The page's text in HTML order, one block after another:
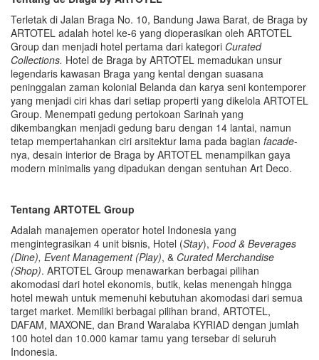
Terletak di Jalan Braga No. 10, Bandung Jawa Barat, de Braga by
ARTOTEL adalah hotel ke-6 yang dioperasikan oleh ARTOTEL
Group dan menjadi hotel pertama dari kategori Curated
Collections. Hotel de Braga by ARTOTEL memadukan unsur
legendaris kawasan Braga yang kental dengan suasana
peninggalan zaman kolonial Belanda dan karya seni kontemporer
yang menjadi ciri khas dari setiap properti yang dikelola ARTOTEL
Group. Menempati gedung pertokoan Sarinah yang
dikembangkan menjadi gedung baru dengan 14 lantai, namun
tetap mempertahankan ciri arsitektur lama pada bagian facade-
nya, desain interior de Braga by ARTOTEL menampilkan gaya
modern minimalis yang dipadukan dengan sentuhan Art Deco.
Tentang ARTOTEL Group
Adalah manajemen operator hotel Indonesia yang
mengintegrasikan 4 unit bisnis, Hotel (Stay), Food & Beverages
(Dine), Event Management (Play), & Curated Merchandise
(Shop). ARTOTEL Group menawarkan berbagai pilihan
akomodasi dari hotel ekonomis, butik, kelas menengah hingga
hotel mewah untuk memenuhi kebutuhan akomodasi dari semua
target market. Memiliki berbagai pilihan brand, ARTOTEL,
DAFAM, MAXONE, dan Brand Waralaba KYRIAD dengan jumlah
100 hotel dan 10.000 kamar tamu yang tersebar di seluruh
Indonesia.